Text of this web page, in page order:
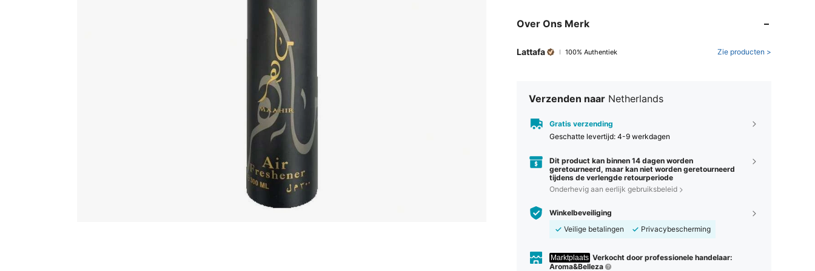
Over Ons Merk
Lattafa 100% Authentiek Zie producten >
Verzenden naar Netherlands
Gratis verzending
Geschatte levertijd: 4-9 werkdagen
Dit product kan binnen 14 dagen worden
geretourneerd, maar kan niet worden geretourneerd
tijdens de verlengde retourperiode
Onderhevig aan eerlijk gebruiksbeleid
Winkelbeveiliging
Veilige betalingen
Privacybescherming
Marktplaats Verkocht door professionele handelaar:
Aroma&Belleza